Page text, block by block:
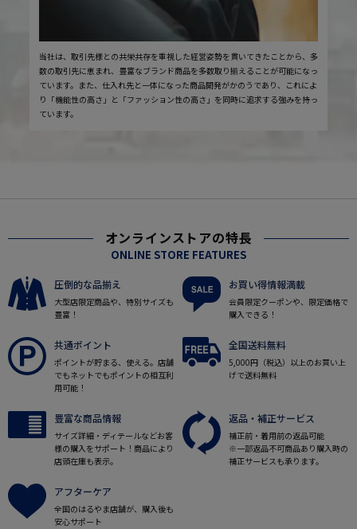
当社は、取引先様との共栄共存を重視した経営姿勢を貫いてきたことから、多
数の取引先に恵まれ、豊富なブランド商品を多数取り揃えることが可能になっ
ています。また、仕入れ先と一体になった商品開発がかのうであり、これによ
り「機能性の高さ」と「ファッション性の高さ」を同時に追求する強みを持っ
ています。
オンラインストアの特長
ONLINE STORE FEATURES
圧倒的な品揃え
大型店限定商品や、特別サイズも
豊富！
お買い得情報満載
会員限定クーポンや、限定価格で
購入できる！
共通ポイント
ポイントが貯まる、使える。店舗
でもネットでもポイントの相互利
用可能！
全国送料無料
5,000円（税込）以上のお買い上
げで送料無料
豊富な商品情報
サイズ詳細・ディテールなどお客
様の購入をサポート！商品により
店頭在庫も表示。
返品・補正サービス
補正前・着用前の返品可能
※一部返品不可商品あり購入時の
補正サービスも承ります。
アフターケア
全国のはるやま店舗が、購入後も
安心サポート